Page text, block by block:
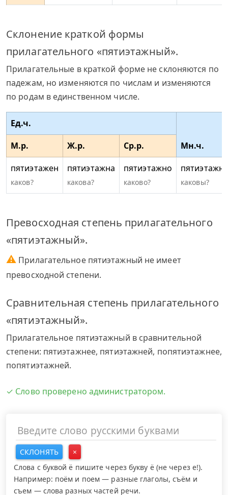
Склонение краткой формы
прилагательного «пятиэтажный».
Прилагательные в краткой форме не склоняются по
падежам, но изменяются по числам и изменяются
по родам в единственном числе.
Ед.ч.
Мн.ч.
М.р. Ж.р.
Ср.р.
пятиэтажен
каков?
пятиэтажна
какова?
пятиэтажно
каково? каковы?
Превосходная степень прилагательного
«пятиэтажный».
⚠ Прилагательное пятиэтажный не имеет
превосходной степени.
Сравнительная степень прилагательного
«пятиэтажный».
Прилагательное пятиэтажный в сравнительной
степени: пятиэтажнее, пятиэтажней, попятиэтажнее,
попятиэтажней.
✓ Слово проверено администратором.
СКЛОНЯТЬ
×
Слова с буквой ё пишите через букву ё (не через е!).
Например: поём и поем — разные глаголы, съём и
съем — слова разных частей речи.